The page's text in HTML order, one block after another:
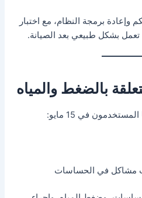
برمجة النظام، مع اختبار
بشكل طبيعي بعد الصيانة.
بالضغط والمياه
في 15 مايو:
مشاكل في الحساسات